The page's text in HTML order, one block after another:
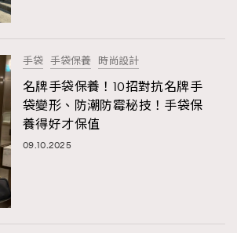
AFrenchMind
DressLikeAParisienne 1
EmpowerF 103
FashionWeek 191
FigaroAesthetic
FigaroBeautyRitual
FigaroCeleb 547
手袋 手袋保養 時尚設計
名牌手袋保養！10招對抗名牌手
袋變形、防潮防霉秘技！手袋保
養得好才保值
09.10.2025